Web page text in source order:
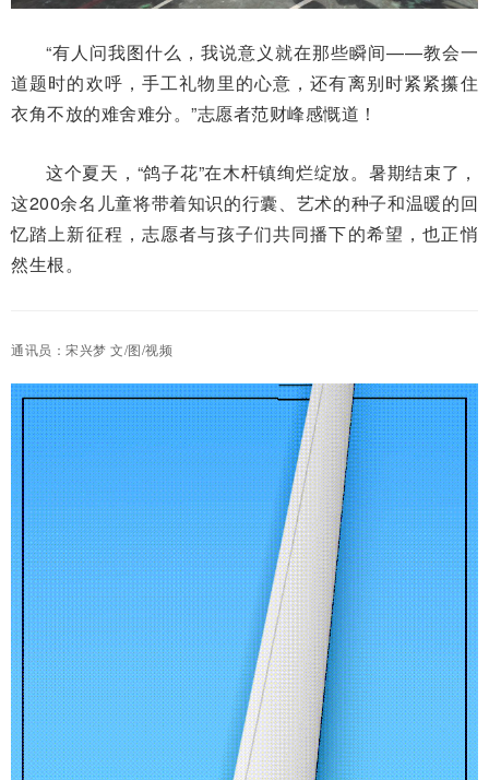
“有人问我图什么，我说意义就在那些瞬间——教会一
道题时的欢呼，手工礼物里的心意，还有离别时紧紧攥住
衣角不放的难舍难分。”志愿者范财峰感慨道！
这个夏天，“鸽子花”在木杆镇绚烂绽放。暑期结束了，
这200余名儿童将带着知识的行囊、艺术的种子和温暖的回
忆踏上新征程，志愿者与孩子们共同播下的希望，也正悄
然生根。
通讯员：宋兴梦 文/图/视频